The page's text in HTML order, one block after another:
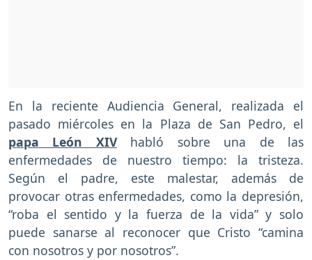
En la reciente Audiencia General, realizada el
pasado miércoles en la Plaza de San Pedro, el
papa León XIVhabló sobre una de las
enfermedades de nuestro tiempo: la tristeza.
Según el padre, este malestar, además de
provocar otras enfermedades, como la depresión,
“roba el sentido y la fuerza de la vida” y solo
puede sanarse al reconocer que Cristo “camina
con nosotros y por nosotros”.